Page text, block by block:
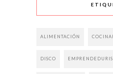
ALIMENTACIÓN
DISCO